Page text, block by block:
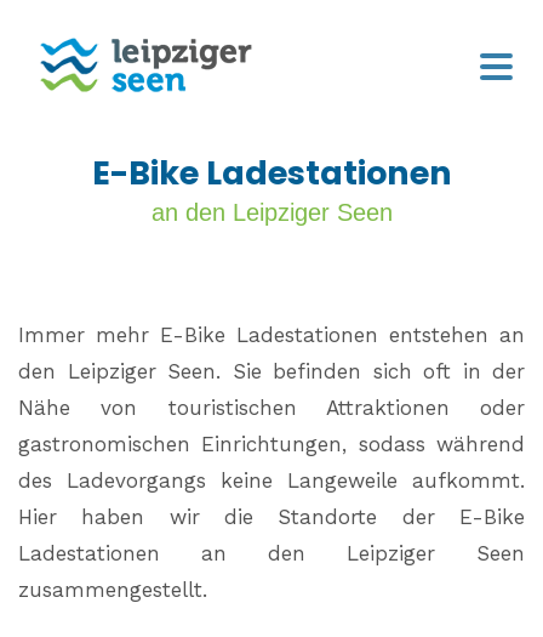
E-Bike Ladestationen
an den Leipziger Seen
Immer mehr E-Bike Ladestationen entstehen an
den Leipziger Seen. Sie befinden sich oft in der
Nähe von touristischen Attraktionen oder
gastronomischen Einrichtungen, sodass während
des Ladevorgangs keine Langeweile aufkommt.
Hier haben wir die Standorte der E-Bike
Ladestationen an den Leipziger Seen
zusammengestellt.